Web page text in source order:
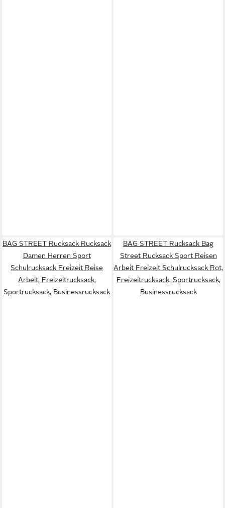
BAG STREET Rucksack Rucksack
Damen Herren Sport
Schulrucksack Freizeit Reise
Arbeit, Freizeitrucksack,
Sportrucksack, Businessrucksack
BAG STREET Rucksack Bag
Street Rucksack Sport Reisen
Arbeit Freizeit Schulrucksack Rot,
Freizeitrucksack, Sportrucksack,
Businessrucksack